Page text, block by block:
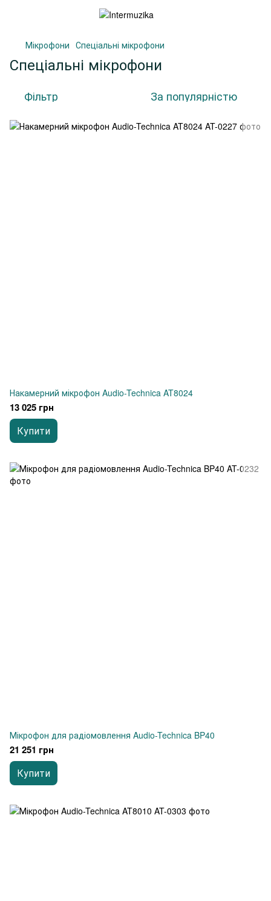
Мікрофони Спеціальні мікрофони
Спеціальні мікрофони
Фільтр За популярністю
Накамерний мікрофон Audio-Technica AT8024
13 025 грн
Купити
Мікрофон для радіомовлення Audio-Technica BP40
21 251 грн
Купити